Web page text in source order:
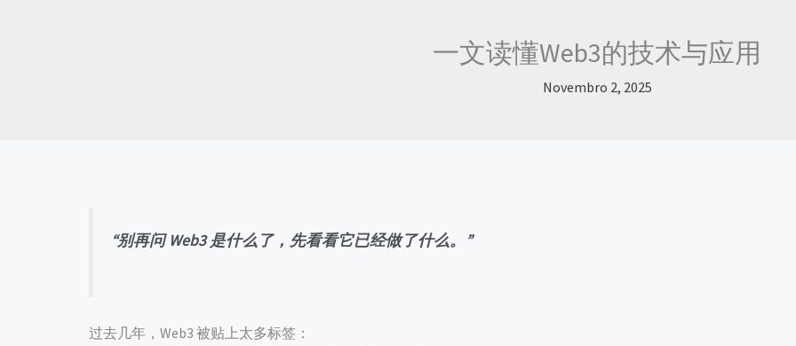
一文读懂Web3的技术与应用
Novembro 2, 2025
“别再问 Web3 是什么了，先看看它已经做了什么。”
过去几年，Web3 被贴上太多标签：